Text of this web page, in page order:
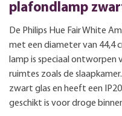
plafondlamp
De Philips Hue Fair White
met een diameter van 44,4
lamp is speciaal ontworpen
ruimtes zoals de
zwart glas en heeft een
geschikt is voor droge